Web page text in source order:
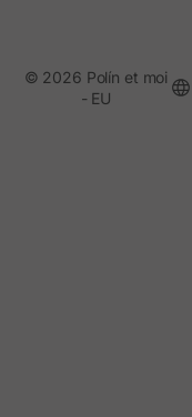
© 2026 Polín et moi
- EU